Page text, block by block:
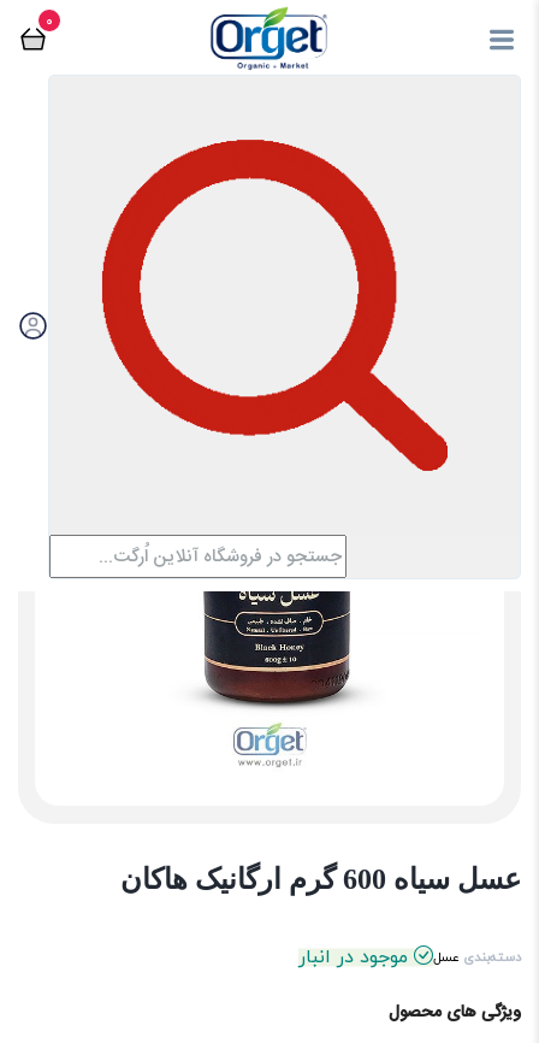
0
فروشگاه آنلاین اُرگت
عسل سیاه 600 گرم ارگانیک هاکان
دسته‌بندی عسل موجود در انبار
ویژگی های محصول